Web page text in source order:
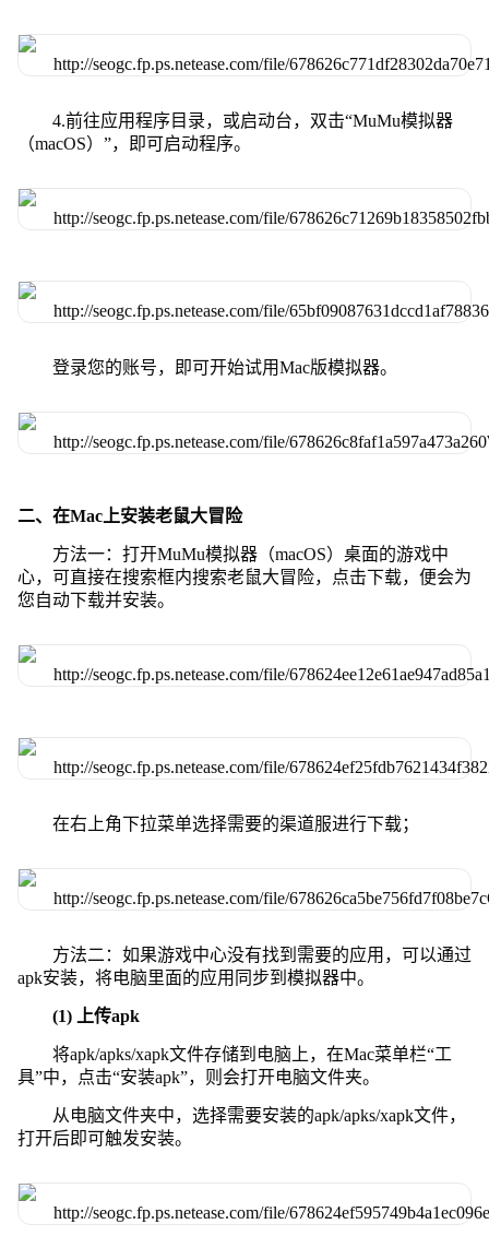
4.前往应用程序目录，或启动台，双击“MuMu模拟器
（macOS）”，即可启动程序。
登录您的账号，即可开始试用Mac版模拟器。
二、在Mac上安装老鼠大冒险
方法一：打开MuMu模拟器（macOS）桌面的游戏中
心，可直接在搜索框内搜索老鼠大冒险，点击下载，便会为
您自动下载并安装。
在右上角下拉菜单选择需要的渠道服进行下载；
方法二：如果游戏中心没有找到需要的应用，可以通过
apk安装，将电脑里面的应用同步到模拟器中。
(1) 上传apk
将apk/apks/xapk文件存储到电脑上，在Mac菜单栏“工
具”中，点击“安装apk”，则会打开电脑文件夹。
从电脑文件夹中，选择需要安装的apk/apks/xapk文件，
打开后即可触发安装。